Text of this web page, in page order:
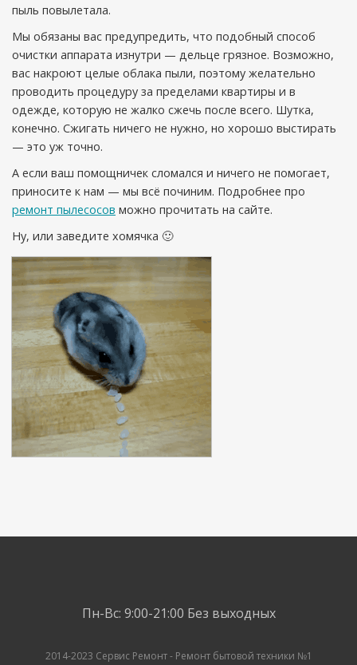
пыль повылетала.
Мы обязаны вас предупредить, что подобный способ
очистки аппарата изнутри — дельце грязное. Возможно,
вас накроют целые облака пыли, поэтому желательно
проводить процедуру за пределами квартиры и в
одежде, которую не жалко сжечь после всего. Шутка,
конечно. Сжигать ничего не нужно, но хорошо выстирать
— это уж точно.
А если ваш помощничек сломался и ничего не помогает,
приносите к нам — мы всё починим. Подробнее про
ремонт пылесосов можно прочитать на сайте.
Ну, или заведите хомячка 🙂
Пн-Вс: 9:00-21:00 Без выходных
2014-2023 Сервис Ремонт - Ремонт бытовой техники №1